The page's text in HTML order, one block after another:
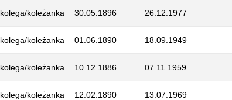
kolega/koleżanka 30.05.1896 26.12.1977
kolega/koleżanka 01.06.1890 18.09.1949
kolega/koleżanka 10.12.1886 07.11.1959
kolega/koleżanka 12.02.1890 13.07.1969